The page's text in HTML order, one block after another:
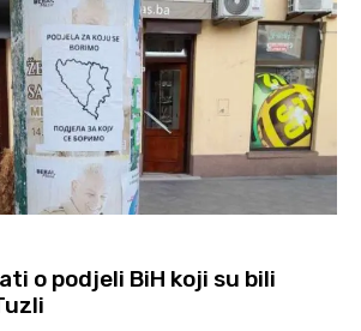
o podjeli BiH koji su bili